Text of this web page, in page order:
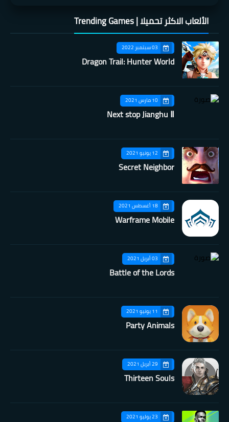
الألعاب الاكثر تحميلا | Trending Games
03 سبتمبر 2022
Dragon Trail: Hunter World
10 مارس 2021
Next stop Jianghu Ⅱ
12 يونيو 2021
Secret Neighbor
18 أغسطس 2021
Warframe Mobile
03 أبريل 2021
Battle of the Lords
11 يونيو 2021
Party Animals
29 أبريل 2021
Thirteen Souls
23 يوليو 2021